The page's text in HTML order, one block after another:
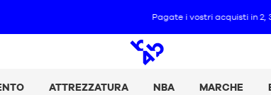
Pagate i vostri acquisti in 2, 3 o 4 rate con Alma :+ Maggiori
ATTREZZATURA NBA MARCHE